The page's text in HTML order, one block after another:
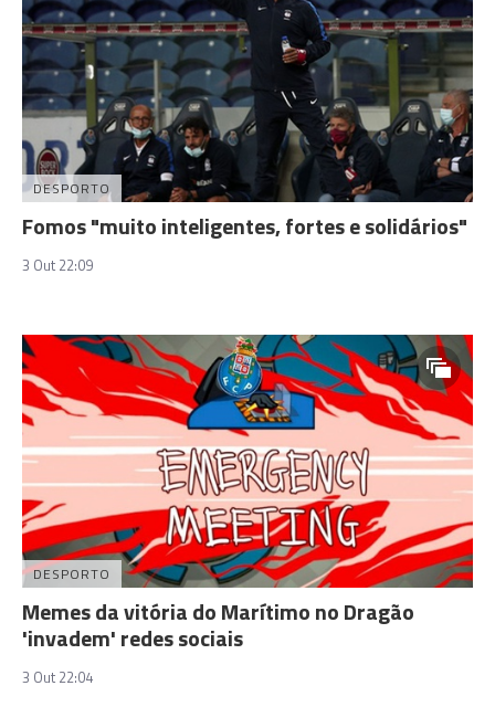
DESPORTO
Fomos "muito inteligentes, fortes e solidários"
3 Out 22:09
DESPORTO
Memes da vitória do Marítimo no Dragão
'invadem' redes sociais
3 Out 22:04